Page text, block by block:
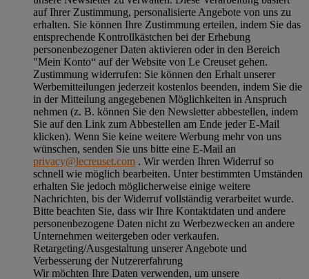
auf Ihrer Zustimmung, personalisierte Angebote von uns zu
erhalten. Sie können Ihre Zustimmung erteilen, indem Sie das
entsprechende Kontrollkästchen bei der Erhebung
personenbezogener Daten aktivieren oder in den Bereich
"Mein Konto“ auf der Website von Le Creuset gehen.
Zustimmung widerrufen: Sie können den Erhalt unserer
Werbemitteilungen jederzeit kostenlos beenden, indem Sie die
in der Mitteilung angegebenen Möglichkeiten in Anspruch
nehmen (z. B. können Sie den Newsletter abbestellen, indem
Sie auf den Link zum Abbestellen am Ende jeder E-Mail
klicken). Wenn Sie keine weitere Werbung mehr von uns
wünschen, senden Sie uns bitte eine E-Mail an
privacy@lecreuset.com . Wir werden Ihren Widerruf so
schnell wie möglich bearbeiten. Unter bestimmten Umständen
erhalten Sie jedoch möglicherweise einige weitere
Nachrichten, bis der Widerruf vollständig verarbeitet wurde.
Bitte beachten Sie, dass wir Ihre Kontaktdaten und andere
personenbezogene Daten nicht zu Werbezwecken an andere
Unternehmen weitergeben oder verkaufen.
Retargeting/Ausgestaltung unserer Angebote und
Verbesserung der Nutzererfahrung
Wir möchten Ihre Daten verwenden, um unsere